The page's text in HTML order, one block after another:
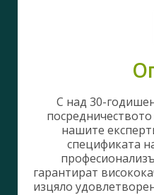
С над 30-
нашите
спецификата
гарантират
изцяло